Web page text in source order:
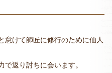
怠けて師匠に修行のために仙人
返り討ちに会います。